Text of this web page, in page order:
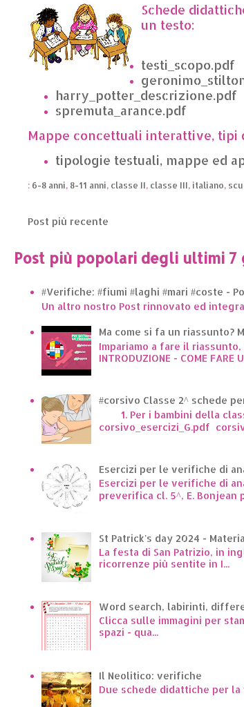
Schede
un testo:
testi_scopo.pdf
harry_potter_descrizione.pdf
spremuta_arance.pdf
Mappe concettuali interattive, tipi
tipologie testuali, mappe ed
: 6-8 anni, 8-11 anni, classe II, classe III, italiano,
Post più recente
Post più popolari degli ultimi 7
#Verifiche: #fiumi #laghi #mari #coste -
Un altro nostro Post rinnovato ed
Ma come si fa un riassunto?
Impariamo a fare il
INTRODUZIONE - COME FARE
#corsivo Classe 2^ schede
1. Per i bambini della
corsivo_esercizi_G.pdf
Esercizi per le verifiche di
Esercizi per le verifiche di
preverifica cl. 5^, E. Bonjean
St Patrick's day 2024 -
La festa di San Patrizio, in
ricorrenze più sentite in I...
Word search, labirinti,
Clicca sulle immagini per
spazi - qua...
Il Neolitico: verifiche
Due schede didattiche per